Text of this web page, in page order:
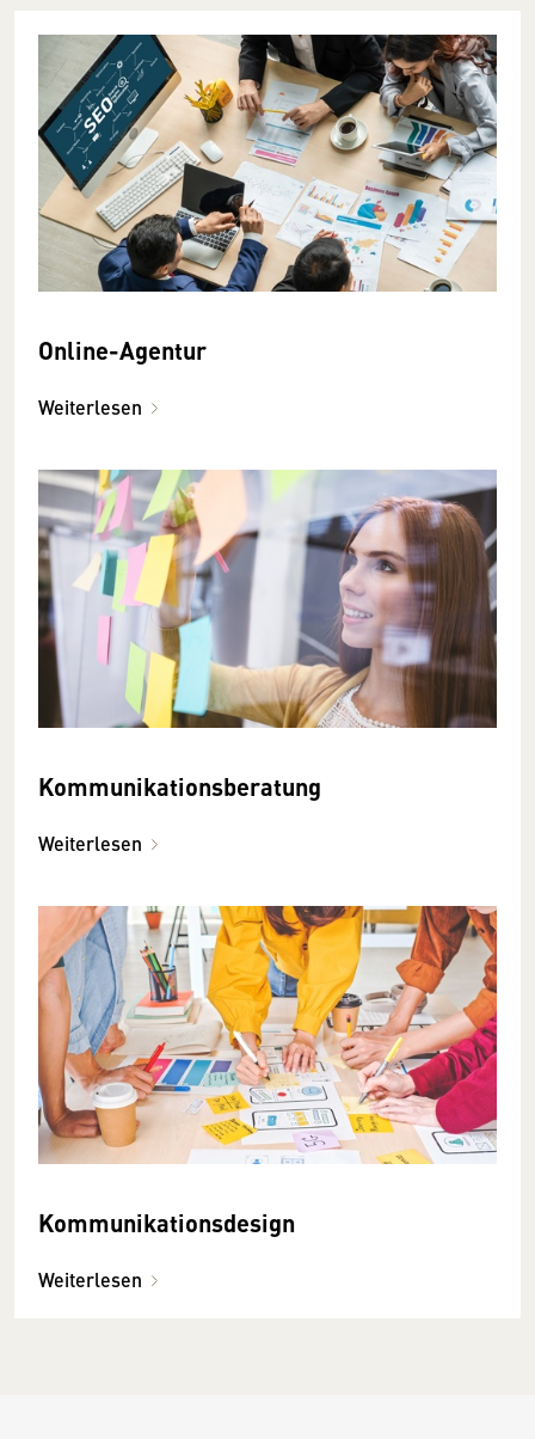
Online-Agentur
Weiterlesen
Kommunikationsberatung
Weiterlesen
Kommunikationsdesign
Weiterlesen